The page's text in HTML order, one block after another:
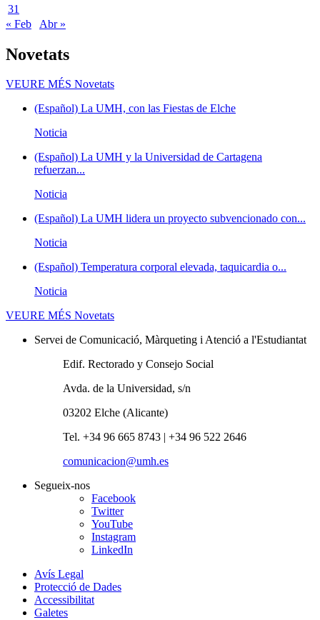
31
« Feb
Abr »
Novetats
VEURE MÉS Novetats
(Español) La UMH, con las Fiestas de Elche
Noticia
(Español) La UMH y la Universidad de Cartagena
refuerzan...
Noticia
(Español) La UMH lidera un proyecto subvencionado con...
Noticia
(Español) Temperatura corporal elevada, taquicardia o...
Noticia
VEURE MÉS Novetats
Servei de Comunicació, Màrqueting i Atenció a l'Estudiantat
Edif. Rectorado y Consejo Social
Avda. de la Universidad, s/n
03202 Elche (Alicante)
Tel. +34 96 665 8743 | +34 96 522 2646
comunicacion@umh.es
Segueix-nos
Facebook
Twitter
YouTube
Instagram
LinkedIn
Avís Legal
Protecció de Dades
Accessibilitat
Galetes